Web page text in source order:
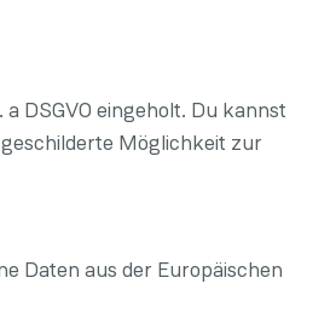
DSGVO eingeholt. Du kannst
Möglichkeit zur
Daten aus der Europäischen